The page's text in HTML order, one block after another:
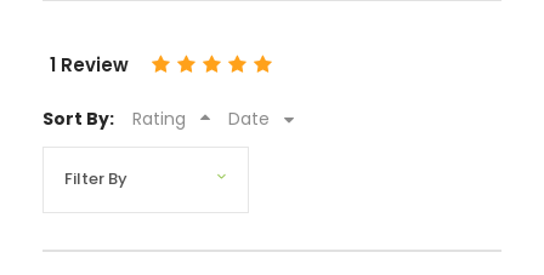
1 Review
Sort By: Rating Date